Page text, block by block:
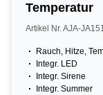
Temperatur
Artikel Nr. AJA-
Rauch, Hitze,
Integr. LED
Integr. Sirene
Integr. Summer